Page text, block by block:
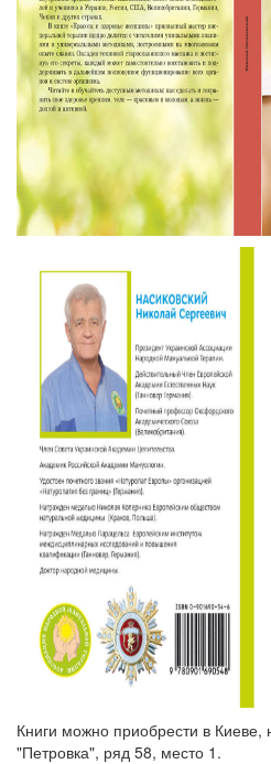
Книги можно приобрести в
"Петровка", ряд 58, место 1.